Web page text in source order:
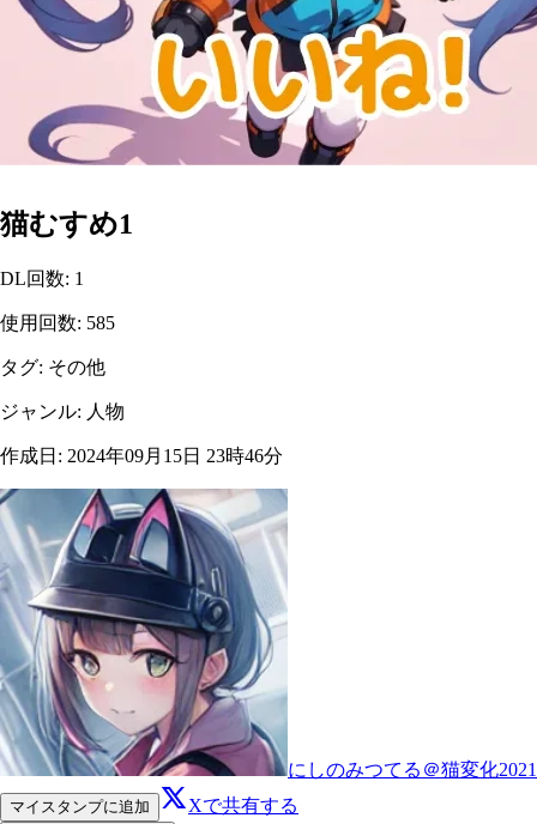
猫むすめ1
DL回数: 1
使用回数: 585
タグ: その他
ジャンル: 人物
作成日 : 2024年09月15日 23時46分
にしのみつてる＠猫変化2021
マイスタンプに追加 Xで共有する